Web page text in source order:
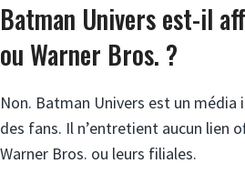
Batman Univers est-il
ou Warner Bros. ?
Non. Batman Univers est un média
des fans. Il n’entretient aucun lien
Warner Bros. ou leurs filiales.